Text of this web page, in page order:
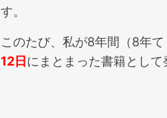
す。
このたび、私が8年間（8年
12日にまとまった書籍として